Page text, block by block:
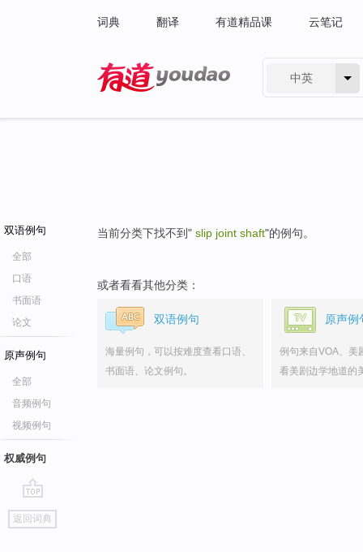
词典 翻译 有道精品课 云笔记
中英
双语例句
全部
口语
书面语
论文
原声例句
全部
音频例句
视频例句
权威例句
go
top
返回词典
当前分类下找不到" slip joint shaft"的例句。
或者看看其他分类：
双语例句
海量例句，可以按难度查看口语、
书面语、论文例句。
原声例
例句来自VOA、美
看美剧边学地道的